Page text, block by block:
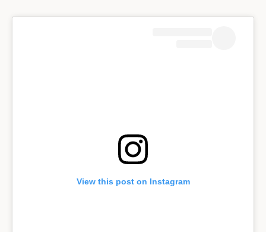
View this post on Instagram